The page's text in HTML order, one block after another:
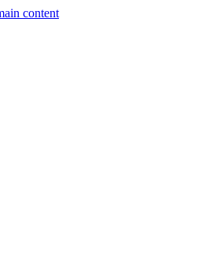
content